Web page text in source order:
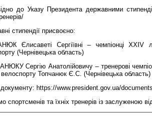
до Указу Президента державними
стипендії присвоєно:
Єлисаветі Сергіївні – чемпіонці ХХІV
(Чернівецька область)
Сергію Анатолійовичу – тренерові
Топчанюк Є.С. (Чернівецька область)
документу: https://www.president.gov.ua/
спортсменів та їхніх тренерів із заслуженою